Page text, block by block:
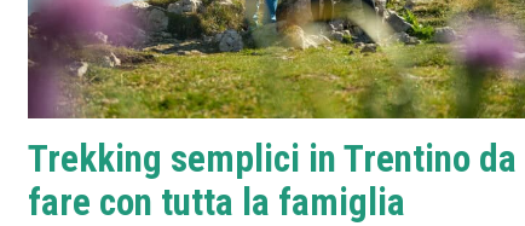
Trekking semplici in Trentino da
fare con tutta la famiglia